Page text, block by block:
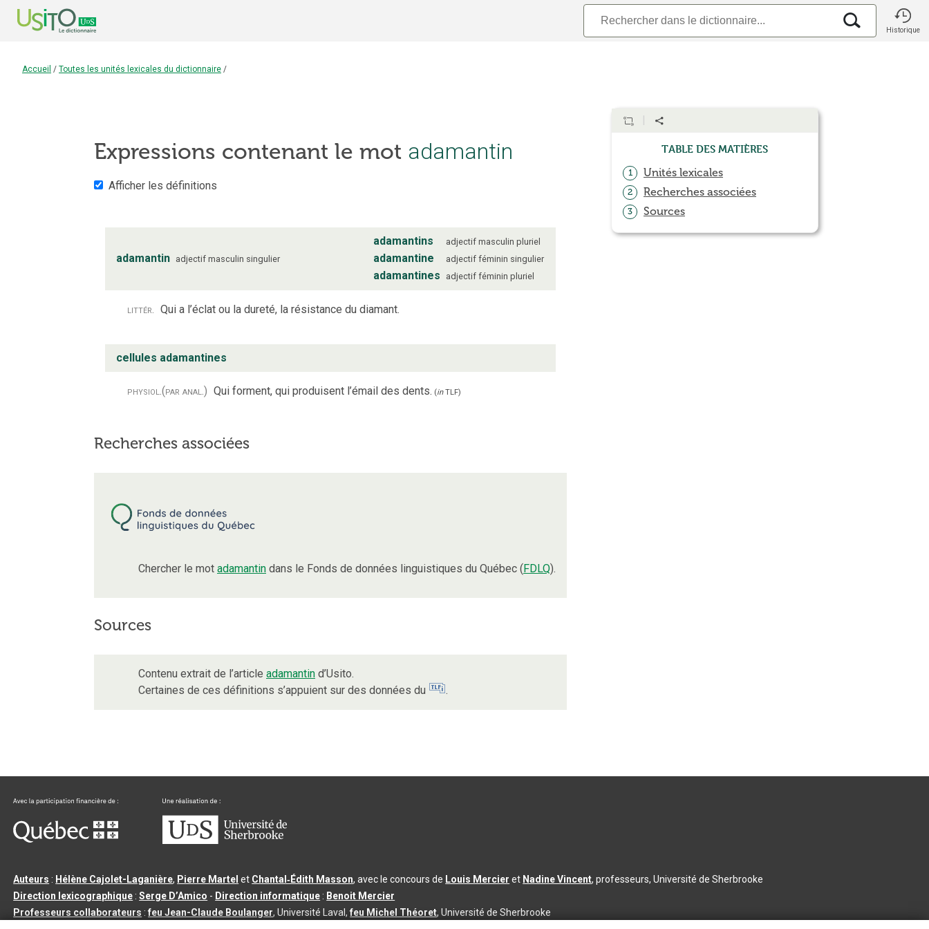
Historique
Accueil / Toutes les unités lexicales du dictionnaire /
Expressions contenant le mot adamantin
Afficher les définitions
adamantin adjectif masculin singulier
adamantins adjectif masculin pluriel
adamantine adjectif féminin singulier
adamantines adjectif féminin pluriel
littér. Qui a l’éclat ou la dureté, la résistance du diamant.
cellules adamantines
physiol.(par anal.) Qui forment, qui produisent l’émail des dents. (inTLF)
Recherches associées
Chercher le mot adamantin dans le Fonds de données linguistiques du Québec (FDLQ).
Sources
Contenu extrait de l’article adamantin d’Usito.
Certaines de ces définitions s’appuient sur des données du
.
Table des matières
1 Unités lexicales
2 Recherches associées
3 Sources
Auteurs : Hélène Cajolet-Laganière, Pierre Martel et Chantal‑Édith Masson, avec le concours de Louis Mercier et Nadine Vincent, professeurs, Université de Sherbrooke
Direction lexicographique :Serge D’Amico - Direction informatique : Benoit Mercier
Professeurs collaborateurs :feu Jean-Claude Boulanger, Université Laval,feu Michel Théoret, Université de Sherbrooke